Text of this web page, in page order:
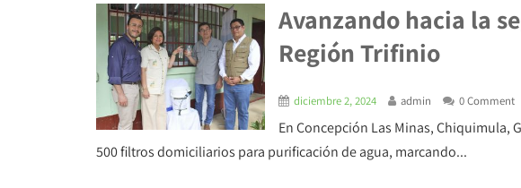
Avanzando hacia la
Región Trifinio
diciembre 2, 2024 admin 0 Comment
En Concepción Las Minas, Chiquimula,
500 filtros domiciliarios para purificación de agua, marcando...